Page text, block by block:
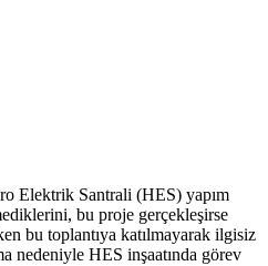
Elektrik Santrali (HES) yapım
bu proje gerçekleşirse
bu toplantıya katılmayarak ilgisiz
nedeniyle HES inşaatında görev